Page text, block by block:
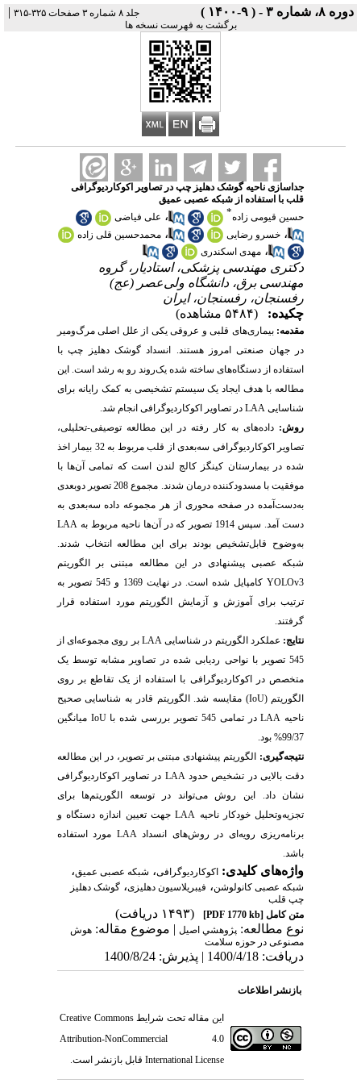
دوره ۸، شماره ۳ - ( ۹-۱۴۰۰ ) جلد ۸ شماره ۳ صفحات ۳۲۵-۳۱۵ |
برگشت به فهرست نسخه ها
جداسازی ناحیه گوشک دهلیز چپ در تصاویر اکوکاردیوگرافی
قلب با استفاده از شبکه عصبی عمیق
حسین قیومی زاده* ، علی فیاضی
، خسرو رضایی ، محمدحسین قلی زاده
، مهدی اسکندری
دکتری مهندسی پزشکی، استادیار، گروه
مهندسی برق، دانشگاه ولی‌عصر (عج)
رفسنجان، رفسنجان، ایران
چکیده:
(۵۴۸۴ مشاهده)
مقدمه: بیماری‌های قلبی و عروقی یکی از علل اصلی مرگ‌ومیر
در جهان صنعتی امروز هستند. انسداد گوشک دهلیز چپ با
استفاده از دستگاه‌های ساخته‌ شده یک‌روند رو به رشد است. این
مطالعه با هدف ایجاد یک سیستم تشخیصی به کمک رایانه برای
شناسایی LAAدر تصاویر اکوکاردیوگرافی انجام شد.
روش: داده‌های به ‌کار رفته در این مطالعه توصیفی-تحلیلی،
تصاویر اکوکاردیوگرافی سه‌بعدی از قلب مربوط به 32 بیمار اخذ
شده در بیمارستان کینگز کالج لندن است که تمامی آن‌ها با
موفقیت با مسدودکننده درمان شدند. مجموع 208 تصویر دوبعدی
به‌دست‌آمده در صفحه محوری از هر مجموعه داده سه‌بعدی به
دست ‌آمد. سپس 1914 تصویر که در آن‌ها ناحیه مربوط به
LAA
به‌وضوح قابل‌تشخیص بودند برای این مطالعه انتخاب شدند.
شبکه عصبی پیشنهادی در این مطالعه مبتنی بر الگوریتم
YOLOv3
کامپایل شده است. در نهایت 1369 و 545 تصویر به
ترتیب برای آموزش و آزمایش الگوریتم مورد استفاده قرار
گرفتند.
نتایج: عملکرد الگوریتم در شناساییLAA بر روی مجموعه‌ای از
545 تصویر با نواحی ردیابی شده در تصاویر مشابه توسط یک
متخصص در اکوکاردیوگرافی با استفاده از یک تقاطع بر روی
الگوریتم (‏IoU) ‏مقایسه شد. الگوریتم قادر به شناسایی صحیح
ناحیه LAAدر تمامی 545 تصویر بررسی ‌شده با IoU میانگین
99/37% بود.
نتیجه‌گیری: الگوریتم پیشنهادی مبتنی بر تصویر، در این مطالعه
دقت بالایی در تشخیص حدودLAA در تصاویر اکوکاردیوگرافی
نشان داد. این روش می‌تواند در توسعه الگوریتم‌ها برای
تجزیه‌وتحلیل خودکار ناحیه LAAجهت تعیین اندازه دستگاه و
برنامه‌ریزی رویه‌ای در روش‌های انسدادLAA مورد استفاده
باشد.
واژه‌های کلیدی: اکوکاردیوگرافی، شبکه عصبی عمیق،
شبکه عصبی کانولوشن، فیبریلاسیون دهلیزی، گوشک دهلیز
چپ قلب
متن کامل[PDF 1770 kb]
(۱۴۹۳ دریافت)
نوع مطالعه: پژوهشي اصیل | موضوع مقاله: هوش
مصنوعی در حوزه سلامت
دریافت: 1400/4/18 | پذیرش: 1400/8/24
بازنشر اطلاعات
این مقاله تحت شرایطCreative Commons
Attribution-NonCommercial 4.0
International License قابل بازنشر است.